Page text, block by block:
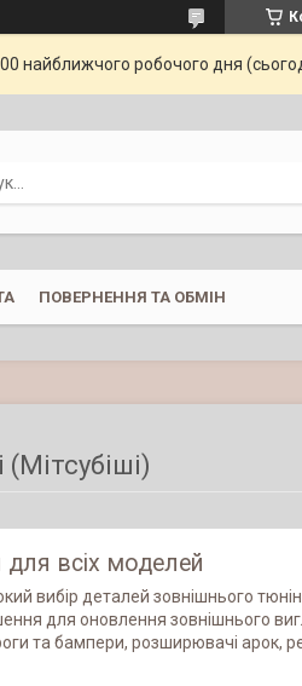
найближчого робочого дня
ПОВЕРНЕННЯ ТА ОБМІН
для всіх моделей
вибір деталей зовнішнього
для оновлення зовнішнього
та бампери, розширювачі арок,